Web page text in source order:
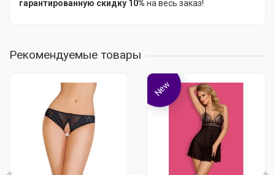
гарантированную скидку 10% на весь заказ!
Рекомендуемые товары
New